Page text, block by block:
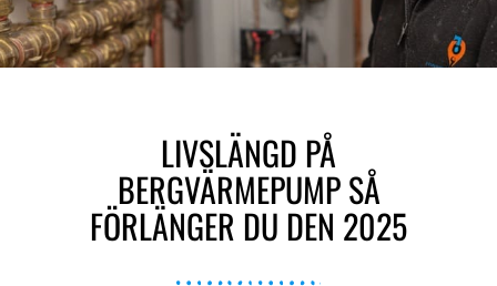
LIVSLÄNGD PÅ
BERGVÄRMEPUMP SÅ
FÖRLÄNGER DU DEN 2025